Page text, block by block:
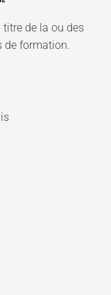
titre de la ou des
de formation.